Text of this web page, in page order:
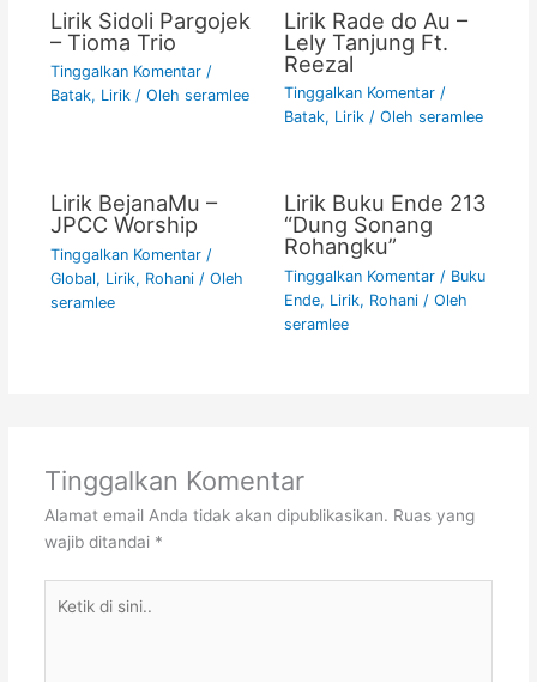
Lirik Sidoli Pargojek
– Tioma Trio
Tinggalkan Komentar /
Batak, Lirik/ Oleh seramlee
Lirik Rade do Au –
Lely Tanjung Ft.
Reezal
Tinggalkan Komentar /
Batak, Lirik/ Oleh seramlee
Lirik BejanaMu –
JPCC Worship
Tinggalkan Komentar /
Global, Lirik, Rohani/ Oleh
seramlee
Lirik Buku Ende 213
“Dung Sonang
Rohangku”
Tinggalkan Komentar / Buku
Ende, Lirik, Rohani/ Oleh
seramlee
Tinggalkan Komentar
Alamat email Anda tidak akan dipublikasikan. Ruas yang
wajib ditandai *